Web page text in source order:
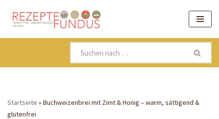
Zum
Inhalt
Startseite » Buchweizenbrei mit Zimt & Honig – warm, sättigend &
glutenfrei